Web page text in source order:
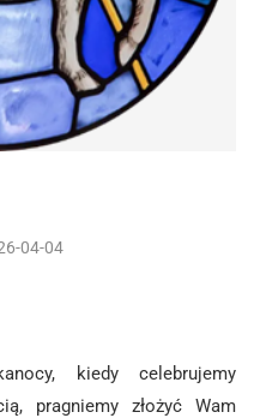
04-04
kiedy celebrujemy
pragniemy złożyć Wam